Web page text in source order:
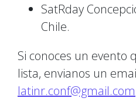
SatRday
Chile.
Si conoces un evento
lista, envianos un
latinr.conf@gmail.com